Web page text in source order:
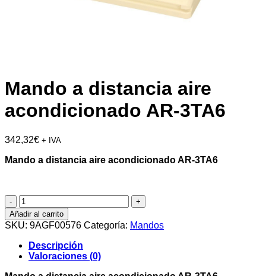
Mando a distancia aire
acondicionado AR-3TA6
342,32€ + IVA
Mando a distancia aire acondicionado AR-3TA6
Mando
a
distancia
aire
acondicionado
AR-
3TA6
Añadir al carrito
SKU: 9AGF00576 Categoría: Mandos
Descripción
Valoraciones (0)